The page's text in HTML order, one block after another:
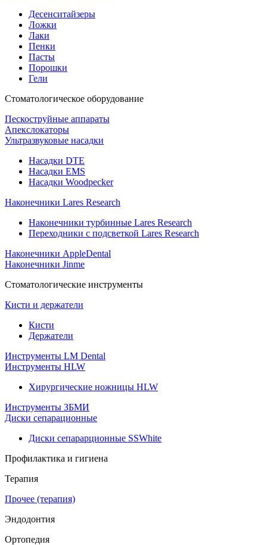
Десенситайзеры
Ложки
Лаки
Пенки
Пасты
Порошки
Гели
Стоматологическое оборудование
Пескоструйные аппараты
Апекслокаторы
Ультразвуковые насадки
Насадки DTE
Насадки EMS
Насадки Woodpecker
Наконечники Lares Research
Наконечники турбинные Lares Research
Переходники с подсветкой Lares Research
Наконечники AppleDental
Наконечники Jinme
Стоматологические инструменты
Кисти и держатели
Кисти
Держатели
Инструменты LM Dental
Инструменты HLW
Хирургические ножницы HLW
Инструменты ЗБМИ
Диски сепарационные
Диски сепарарционные SSWhite
Профилактика и гигиена
Терапия
Прочее (терапия)
Эндодонтия
Ортопедия